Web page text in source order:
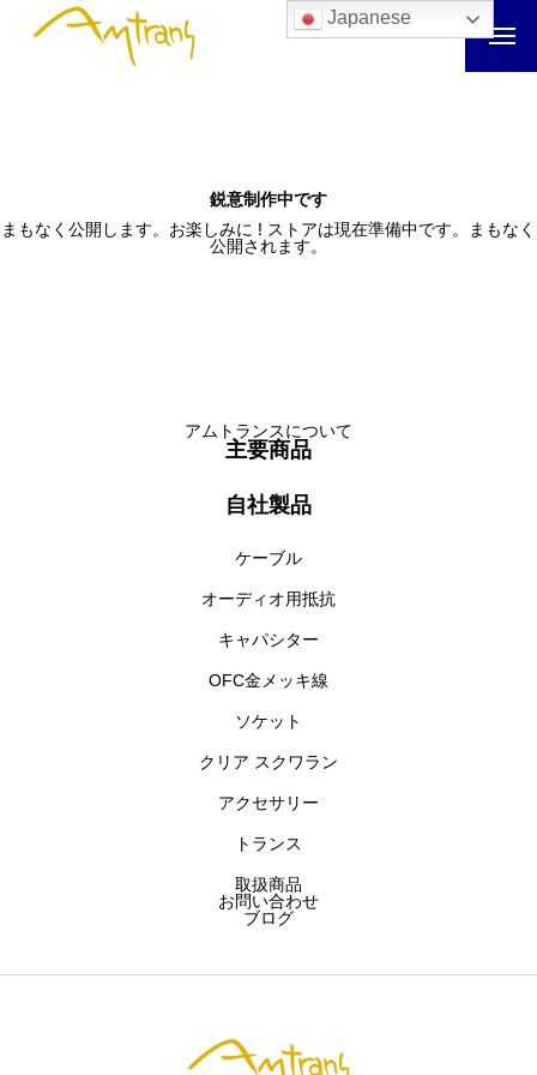
開発製品 お問い合わせ
鋭意制作中です
まもなく公開します。お楽しみに ! ストアは現在準備中です。まもなく
公開されます。
アムトランスについて
主要商品
自社製品
ケーブル
オーディオ用抵抗
キャパシター
OFC金メッキ線
ソケット
クリア スクワラン
アクセサリー
トランス
取扱商品
お問い合わせ
ブログ
Japanese